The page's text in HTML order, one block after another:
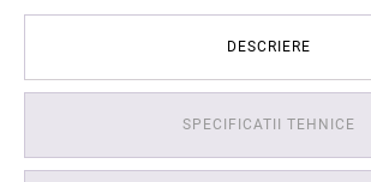
DESCRIERE
SPECIFICATII TEHNICE